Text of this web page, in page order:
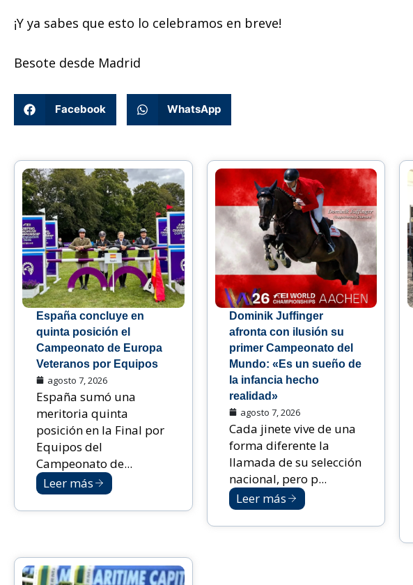
¡Y ya sabes que esto lo celebramos en breve!
Besote desde Madrid
Facebook WhatsApp
España concluye en
quinta posición el
Campeonato de Europa
Veteranos por Equipos
agosto 7, 2026
España sumó una
meritoria quinta
posición en la Final por
Equipos del
Campeonato de...
Leer más
Dominik Juffinger
afronta con ilusión su
primer Campeonato del
Mundo: «Es un sueño de
la infancia hecho
realidad»
agosto 7, 2026
Cada jinete vive de una
forma diferente la
llamada de su selección
nacional, pero p...
Leer más